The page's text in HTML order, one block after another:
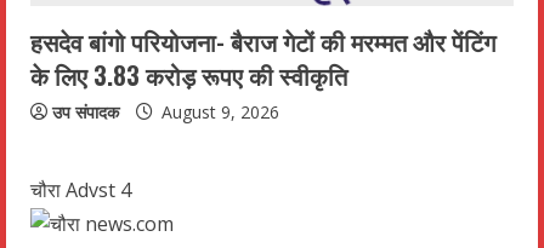
हसदेव बांगो परियोजना- बैराज गेटों की मरम्मत और पेंटिंग
के लिए 3.83 करोड़ रूपए की स्वीकृति
उप संपादक August 9, 2026
चौरा Advst 4